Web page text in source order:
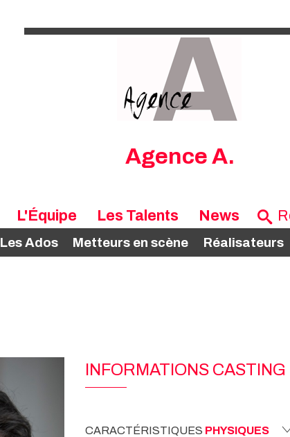
Agence A.
L'Équipe Les Talents
Les Ados Metteurs en scène Réalisateurs
News
INFORMATIONS CASTING
CARACTÉRISTIQUES PHYSIQUES